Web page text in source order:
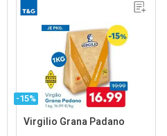
-15%
Virgilio Grana Padano